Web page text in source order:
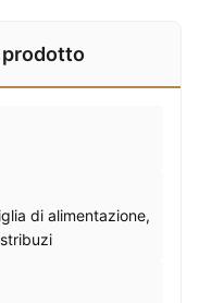
di alimentazione,